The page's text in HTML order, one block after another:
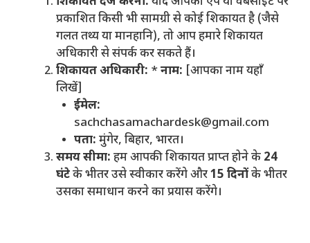
प्रकाशित किसी भी सामग्री से कोई शिकायत है (जैसे
गलत तथ्य या मानहानि), तो आप हमारे शिकायत
अधिकारी से संपर्क कर सकते हैं।
शिकायत अधिकारी: *नाम: [आपका नाम यहाँ
लिखें]
ईमेल:
sachchasamachardesk@gmail.com
पता: मुंगेर, बिहार, भारत।
समय सीमा: हम आपकी शिकायत प्राप्त होने के 24
घंटेके भीतर उसे स्वीकार करेंगे और15 दिनोंके भीतर
उसका समाधान करने का प्रयास करेंगे।